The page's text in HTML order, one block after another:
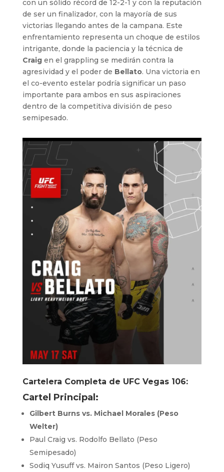
con un sólido récord de 12-2-1 y con la reputación
de ser un finalizador, con la mayoría de sus
victorias llegando antes de la campana. Este
enfrentamiento representa un choque de estilos
intrigante, donde la paciencia y la técnica de
Craigen el grappling se medirán contra la
agresividad y el poder de Bellato. Una victoria en
el co-evento estelar podría significar un paso
importante para ambos en sus aspiraciones
dentro de la competitiva división de peso
semipesado.
Cartelera Completa de UFC Vegas 106:
Cartel Principal:
Gilbert Burns vs. Michael Morales (Peso
Welter)
Paul Craig vs. Rodolfo Bellato (Peso
Semipesado)
Sodiq Yusuff vs. Mairon Santos (Peso Ligero)